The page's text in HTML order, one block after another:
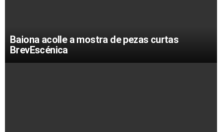
Baiona acolle a mostra de pezas curtas
BrevEscénica